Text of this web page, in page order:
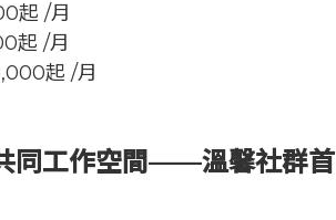
起 /月
起 /月
起 /月
同工作空間——溫馨社群首